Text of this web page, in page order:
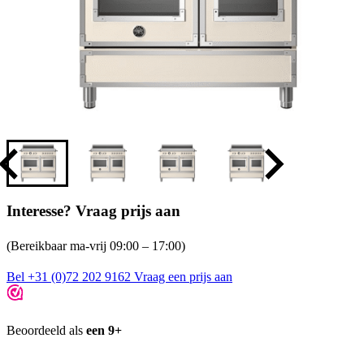
Interesse? Vraag prijs aan
(Bereikbaar ma-vrij 09:00 – 17:00)
Bel +31 (0)72 202 9162 Vraag een prijs aan
Beoordeeld als een 9+